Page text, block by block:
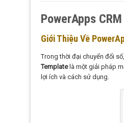
PowerApps
Giới Thiệu Về
Trong thời đại chuyển đổi
Templatelà một giải pháp
lợi ích và cách sử dụng.